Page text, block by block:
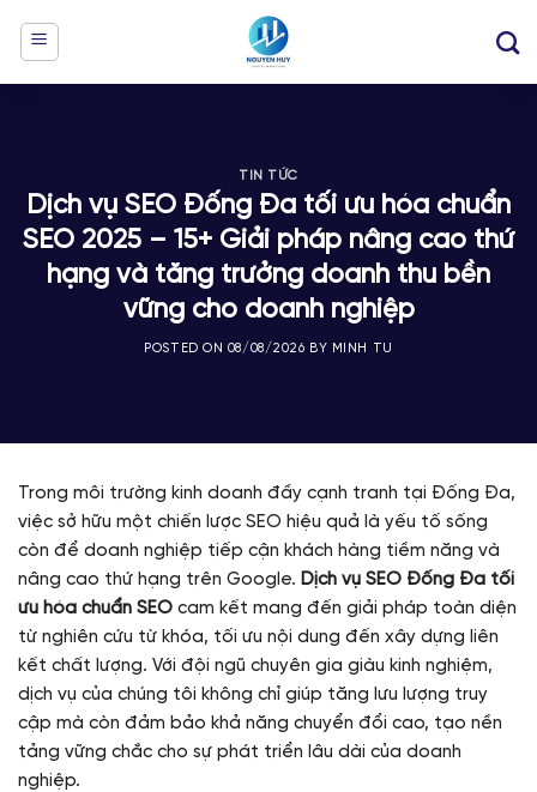
TIN TỨC
Dịch vụ SEO Đống Đa tối ưu hóa chuẩn
SEO 2025 – 15+ Giải pháp nâng cao thứ
hạng và tăng trưởng doanh thu bền
vững cho doanh nghiệp
POSTED ON 08/08/2026 BY MINH TU
Trong môi trường kinh doanh đầy cạnh tranh tại Đống Đa,
việc sở hữu một chiến lược SEO hiệu quả là yếu tố sống
còn để doanh nghiệp tiếp cận khách hàng tiềm năng và
nâng cao thứ hạng trên Google. Dịch vụ SEO Đống Đa tối
ưu hóa chuẩn SEO cam kết mang đến giải pháp toàn diện
từ nghiên cứu từ khóa, tối ưu nội dung đến xây dựng liên
kết chất lượng. Với đội ngũ chuyên gia giàu kinh nghiệm,
dịch vụ của chúng tôi không chỉ giúp tăng lưu lượng truy
cập mà còn đảm bảo khả năng chuyển đổi cao, tạo nền
tảng vững chắc cho sự phát triển lâu dài của doanh
nghiệp.